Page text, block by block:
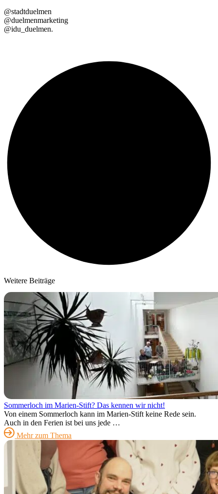
@stadtduelmen
@duelmenmarketing
@idu_duelmen.
Weitere Beiträge
Sommerloch im Marien-Stift? Das kennen wir nicht!
Von einem Sommerloch kann im Marien-Stift keine Rede sein.
Auch in den Ferien ist bei uns jede …
Mehr zum Thema